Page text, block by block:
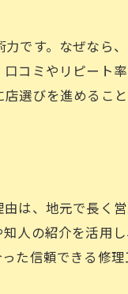
です。なぜなら
コミやリピート
選びを進めるこ
は、地元で長く
人の紹介を活用
た信頼できる修